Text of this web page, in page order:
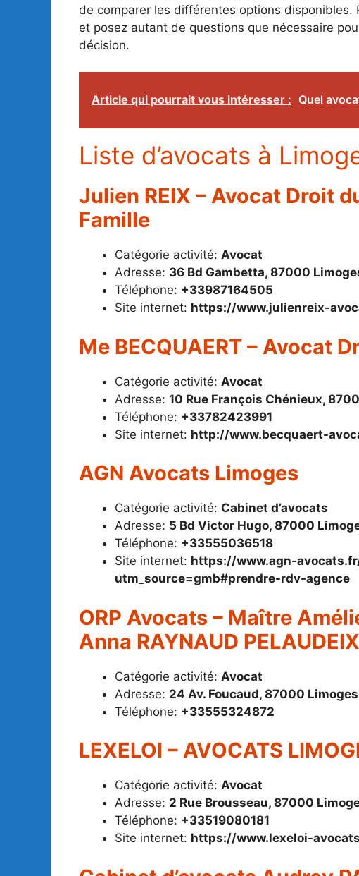
de comparer les différentes options
et posez autant de questions que nécessaire
décision.
Article qui pourrait vous intéresser : Quel
Liste d’avocats à
Julien REIX – Avocat Droit
Famille
Catégorie activité: Avocat
Adresse: 36 Bd Gambetta, 87000
Téléphone: +33987164505
Site internet: https://www.julienreix-
Me BECQUAERT – Avocat
Catégorie activité: Avocat
Adresse: 10 Rue François Chénieux,
Téléphone: +33782423991
Site internet: http://www.becquaert-
AGN Avocats Limoges
Catégorie activité: Cabinet d’avocats
Adresse: 5 Bd Victor Hugo, 87000
Téléphone: +33555036518
Site internet: https://www.agn-
utm_source=gmb#prendre-rdv-agence
ORP Avocats – Maître
Anna RAYNAUD PELAUDEIX
Catégorie activité: Avocat
Adresse: 24 Av. Foucaud, 87000 Limoges
Téléphone: +33555324872
LEXELOI – AVOCATS
Catégorie activité: Avocat
Adresse: 2 Rue Brousseau, 87000
Téléphone: +33519080181
Site internet: https://www.lexeloi-